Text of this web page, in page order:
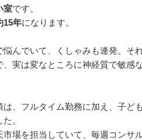
室です。
15年になります。
んでいて、くしゃみも連発。そ
実は変なところに神経質で敏感
、フルタイム勤務に加え、子ど
。
場を担当していて、毎週コンサ